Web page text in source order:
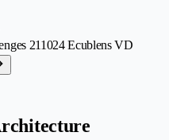
211024 Ecublens VD